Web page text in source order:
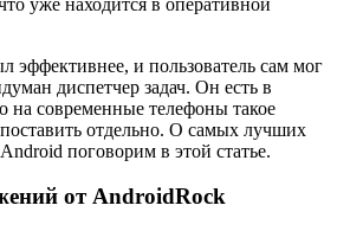
эффективнее, и пользователь сам мог
диспетчер задач. Он есть в
на современные телефоны такое
отдельно. О самых лучших
поговорим в этой статье.
от AndroidRock